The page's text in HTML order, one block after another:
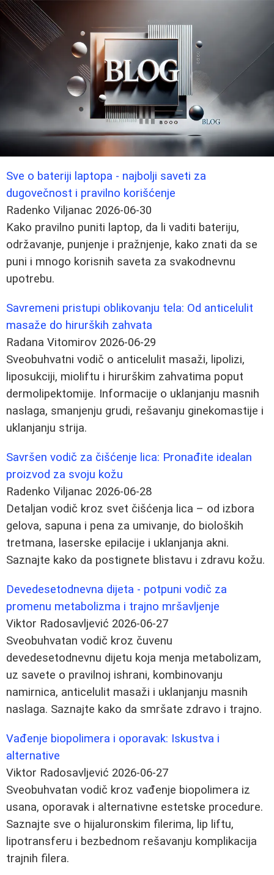
Sve o bateriji laptopa - najbolji saveti za
dugovečnost i pravilno korišćenje
Radenko Viljanac 2026-06-30
Kako pravilno puniti laptop, da li vaditi bateriju,
održavanje, punjenje i pražnjenje, kako znati da se
puni i mnogo korisnih saveta za svakodnevnu
upotrebu.
Savremeni pristupi oblikovanju tela: Od anticelulit
masaže do hirurških zahvata
Radana Vitomirov 2026-06-29
Sveobuhvatni vodič o anticelulit masaži, lipolizi,
liposukciji, mioliftu i hirurškim zahvatima poput
dermolipektomije. Informacije o uklanjanju masnih
naslaga, smanjenju grudi, rešavanju ginekomastije i
uklanjanju strija.
Savršen vodič za čišćenje lica: Pronađite idealan
proizvod za svoju kožu
Radenko Viljanac 2026-06-28
Detaljan vodič kroz svet čišćenja lica – od izbora
gelova, sapuna i pena za umivanje, do bioloških
tretmana, laserske epilacije i uklanjanja akni.
Saznajte kako da postignete blistavu i zdravu kožu.
Devedesetodnevna dijeta - potpuni vodič za
promenu metabolizma i trajno mršavljenje
Viktor Radosavljević 2026-06-27
Sveobuhvatan vodič kroz čuvenu
devedesetodnevnu dijetu koja menja metabolizam,
uz savete o pravilnoj ishrani, kombinovanju
namirnica, anticelulit masaži i uklanjanju masnih
naslaga. Saznajte kako da smršate zdravo i trajno.
Vađenje biopolimera i oporavak: Iskustva i
alternative
Viktor Radosavljević 2026-06-27
Sveobuhvatan vodič kroz vađenje biopolimera iz
usana, oporavak i alternativne estetske procedure.
Saznajte sve o hijaluronskim filerima, lip liftu,
lipotransferu i bezbednom rešavanju komplikacija
trajnih filera.